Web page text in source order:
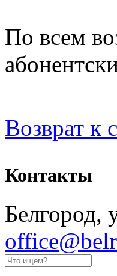
По всем
Возврат к
Контакты
Белгород,